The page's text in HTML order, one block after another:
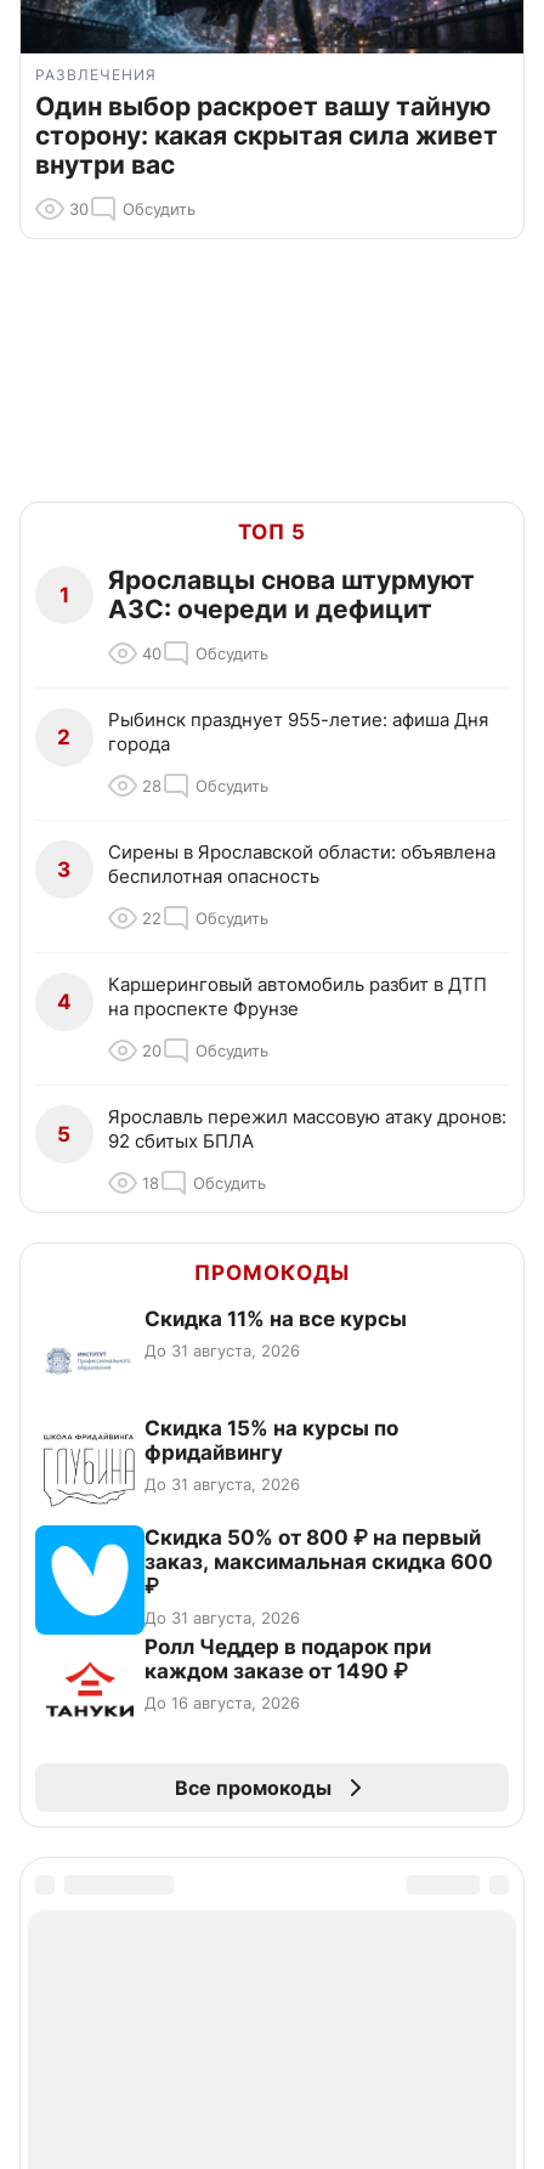
РАЗВЛЕЧЕНИЯ
Один выбор раскроет вашу тайную
сторону: какая скрытая сила живет
внутри вас
30 Обсудить
ТОП 5
1
Ярославцы снова штурмуют
АЗС: очереди и дефицит
40 Обсудить
2
Рыбинск празднует 955-летие: афиша Дня
города
28 Обсудить
3
Сирены в Ярославской области: объявлена
беспилотная опасность
22 Обсудить
4
Каршеринговый автомобиль разбит в ДТП
на проспекте Фрунзе
20 Обсудить
5
Ярославль пережил массовую атаку дронов:
92 сбитых БПЛА
18 Обсудить
ПРОМОКОДЫ
Скидка 11% на все курсы
До 31 августа, 2026
Скидка 15% на курсы по
фридайвингу
До 31 августа, 2026
Скидка 50% от 800 ₽ на первый
заказ, максимальная скидка 600
₽
До 31 августа, 2026
Ролл Чеддер в подарок при
каждом заказе от 1490 ₽
До 16 августа, 2026
Все промокоды